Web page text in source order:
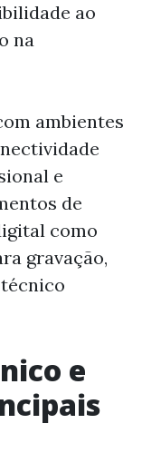
ao
na
ambientes
e
de
como
gravação,
e